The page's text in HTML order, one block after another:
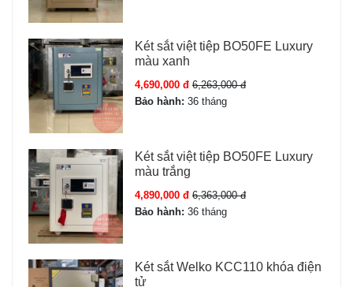
Két sắt việt tiệp BO50FE Luxury
màu xanh
4,690,000 đ 6,263,000 đ
Bảo hành: 36 tháng
Két sắt việt tiệp BO50FE Luxury
màu trắng
4,890,000 đ 6,363,000 đ
Bảo hành: 36 tháng
Két sắt Welko KCC110 khóa điện
tử